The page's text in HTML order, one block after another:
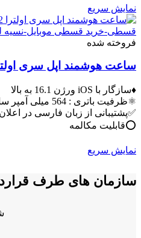
نمایش سریع
فروخته شده
ساعت هوشمند اپل سری اولترا 2 49 میلی
♦️سازگار با iOS ورژن 16.1 به بالا
⚛️ظرفیت باتری : 564 میلی آمپر ساعت
✅پشتیبانی از زبان فارسی در
⭕️قابلیت مکالمه
نمایش سریع
سازمان های طرف